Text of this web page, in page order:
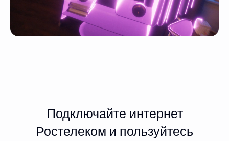
Подключайте интернет
Ростелеком и пользуйтесь